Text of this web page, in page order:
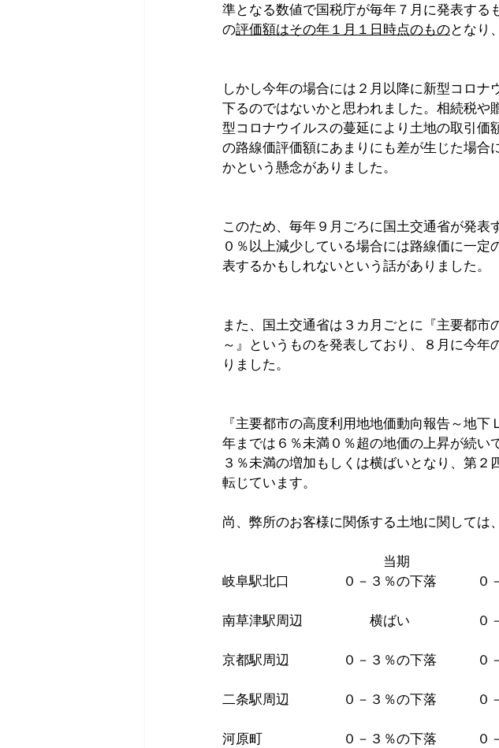
準となる数値で国税庁が毎年７月に発表する
の評価額はその年１月１日時点のものとなり、
しかし今年の場合には２月以降に新型コロ
下るのではないかと思われました。相続税
型コロナウイルスの蔓延により土地の取引価
の路線価評価額にあまりにも差が生じた場合
かという懸念がありました。
このため、毎年９月ごろに国土交通省が発表
０％以上減少している場合には路線価に一
表するかもしれないという話がありました。
また、国土交通省は３カ月ごとに『主要都市
～』というものを発表しており、８月に今
りました。
『主要都市の高度利用地地価動向報告～地
年までは６％未満０％超の地価の上昇が続い
３％未満の増加もしくは横ばいとなり、第
転じています。
尚、弊所のお客様に関係する土地に関しては
当期　　　　　　　　
岐阜駅北口　　　　０－３％の下落　　　０
南草津駅周辺　　　　　横ばい　　　　　０
京都駅周辺　　　　０－３％の下落　　　０
二条駅周辺　　　　０－３％の下落　　　０
河原町　　　　　　０－３％の下落　　　０